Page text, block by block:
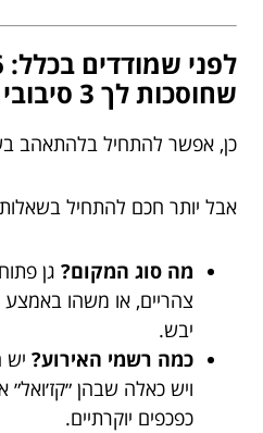
שחוסכות לך 3 סיבובי חנויות
כן, אפשר להתחיל בלהתאהב
אבל יותר חכם להתחיל בשאלות
מה סוג המקום? גן
צהריים, או משהו
יבש.
כמה רשמי האירוע? יש
ויש כאלה שבהן
כפכפים יוקרתיים.